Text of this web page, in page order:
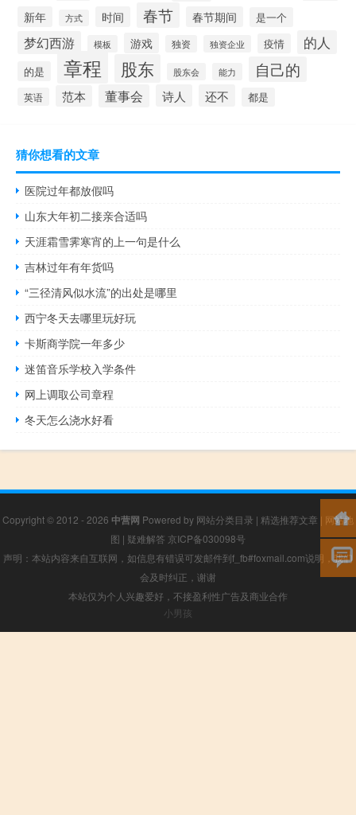
新年 方式 时间 春节 春节期间 是一个
梦幻西游 模板 游戏 独资 独资企业 疫情 的人
的是 章程 股东 股东会 能力 自己的
英语 范本 董事会 诗人 还不 都是
猜你想看的文章
医院过年都放假吗
山东大年初二接亲合适吗
天涯霜雪霁寒宵的上一句是什么
吉林过年有年货吗
“三径清风似水流”的出处是哪里
西宁冬天去哪里玩好玩
卡斯商学院一年多少
迷笛音乐学校入学条件
网上调取公司章程
冬天怎么浇水好看
Copyright © 2012 - 2026 中营网 Powered by 网站分类目录 | 精选推荐文章 | 网站地
图 | 疑难解答 京ICP备030098号
声明：本站内容来自互联网，如信息有错误可发邮件到f_fb#foxmail.com说明，我们
会及时纠正，谢谢
本站仅为个人兴趣爱好，不接盈利性广告及商业合作
小男孩